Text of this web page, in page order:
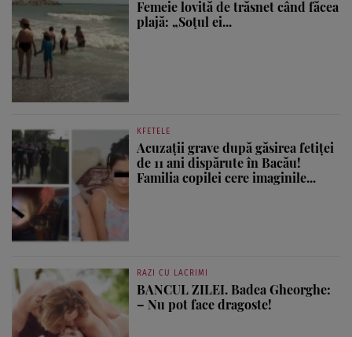
Femeie lovită de trăsnet când făcea
plajă: „Soțul ei...
KFETELE
Acuzații grave după găsirea fetiței
de 11 ani dispărute în Bacău!
Familia copilei cere imaginile...
RAZI CU LACRIMI
BANCUL ZILEI. Badea Gheorghe:
– Nu pot face dragoste!